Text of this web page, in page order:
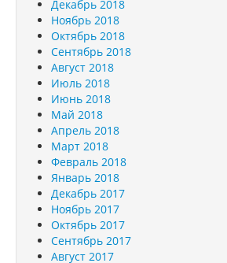
Декабрь 2018
Ноябрь 2018
Октябрь 2018
Сентябрь 2018
Август 2018
Июль 2018
Июнь 2018
Май 2018
Апрель 2018
Март 2018
Февраль 2018
Январь 2018
Декабрь 2017
Ноябрь 2017
Октябрь 2017
Сентябрь 2017
Август 2017